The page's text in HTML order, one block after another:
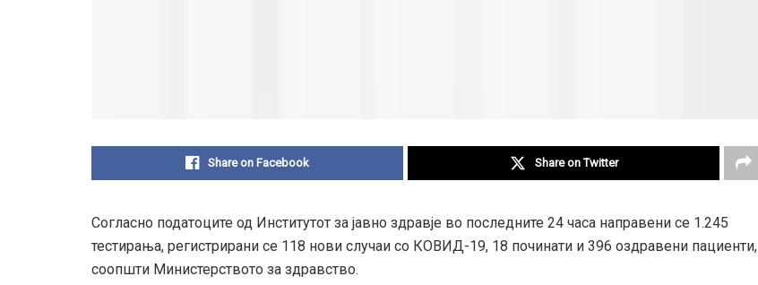
Share on Facebook Share on Twitter
Согласно податоците од Институтот за јавно здравје во последните 24 часа направени се 1.245
тестирања, регистрирани се 118 нови случаи со КОВИД-19, 18 починати и 396 оздравени пациенти,
соопшти Министерството за здравство.